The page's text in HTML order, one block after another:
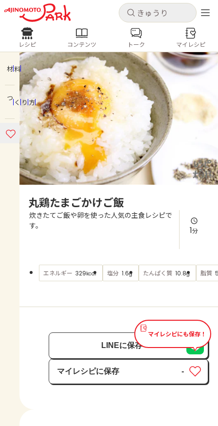
キャンセル
ログインするとレシピを保存できます
ログイン 新規登録
ホーム
コンテンツ
レシピ
よくあるお問い合わせ
AJINOMOTO PARK とは
キャンセル
レシピ コンテンツ
人気の食材・レシピ
きゅうり なす トマト
とうもろこし
ピーマン
みょうが
レシピ コンテンツ トーク マイレシピ
材料
つくり方
丸鶏たまごかけご飯
炊きたてご飯や卵を使った人気の主食レシピで
す。
1分
エネルギー 329kcal 塩分 1.6g たんぱく質 10.8g 脂質
マイレシピにも保存！
LINEに保存
マイレシピに保存
保存済み
-